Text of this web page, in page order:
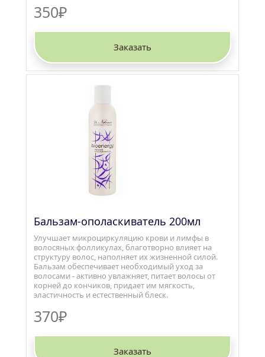
350₽
Заказать
Бальзам-ополаскиватель 200мл
Улучшает микроциркуляцию крови и лимфы в
волосяных фолликулах, благотворно влияет на
структуру волос, наполняет их жизненной силой.
Бальзам обеспечивает необходимый уход за
волосами - активно увлажняет, питает волосы от
корней до кончиков, придает им мягкость,
эластичность и естественный блеск.
370₽
Заказать